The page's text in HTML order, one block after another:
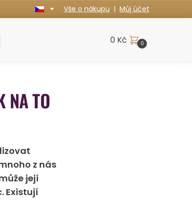
Vše o nákupu | Můj účet
0 Kč 0
NA TO
z nás
její
Existují